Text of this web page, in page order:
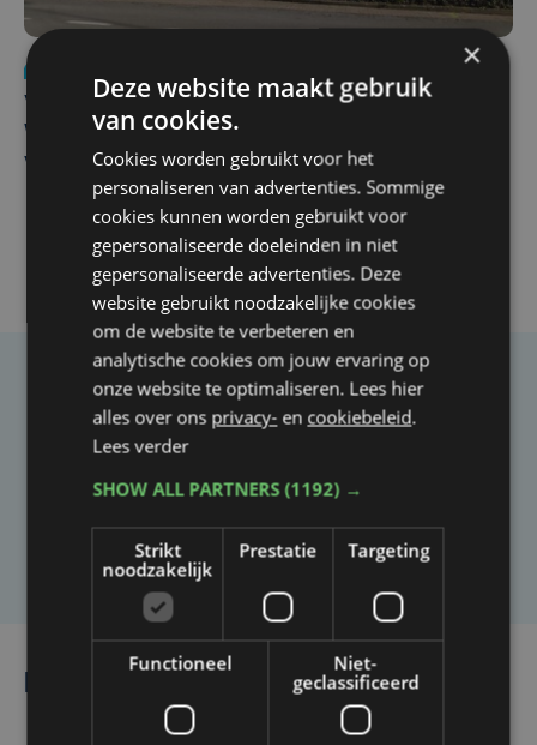
Vier Oostendse gynaecologen versterken dienst in AZ
West, dat ook een nieuwe voltijdse gynaecoloog
verwelkomt
Taalfout opgemerkt?
Heb je een taal- of schrijffout opgemerkt in dit
Laat het ons weten
×
Deze website maakt gebruik
van cookies.
Cookies worden gebruikt voor het
personaliseren van advertenties. Sommige
cookies kunnen worden gebruikt voor
gepersonaliseerde doeleinden in niet
gepersonaliseerde advertenties. Deze
website gebruikt noodzakelijke cookies
om de website te verbeteren en
analytische cookies om jouw ervaring op
onze website te optimaliseren. Lees hier
alles over ons privacy- en cookiebeleid.
Lees verder
SHOW ALL PARTNERS(1192) →
Strikt
noodzakelijk
Prestatie Targeting
Functioneel
Niet-
geclassificeerd